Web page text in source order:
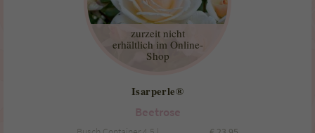
zurzeit nicht
erhältlich im Online-
Shop
Isarperle®
Beetrose